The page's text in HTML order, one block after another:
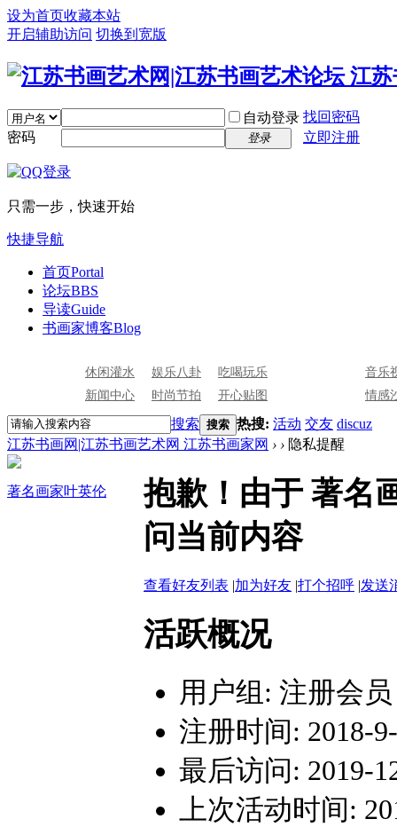
设为首页收藏本站
开启辅助访问 切换到宽版
自动登录 找回密码
密码
登录 立即注册
只需一步，快速开始
快捷导航
首页Portal
论坛BBS
导读Guide
书画家博客Blog
休闲灌水 娱乐八卦
吃喝玩乐
新闻中心
时尚节拍 开心贴图
音乐
情感
搜索 搜索 热搜: 活动 交友 discuz
江苏书画网|江苏书画艺术网 江苏书画家网 › › 隐私提醒
著名画家叶英伦
抱歉！由于 著名
问当前内容
查看好友列表 |加为好友 |打个招呼 |发送
活跃概况
用户组: 注册会员
注册时间: 2018-
最后访问: 2019-
上次活动时间: